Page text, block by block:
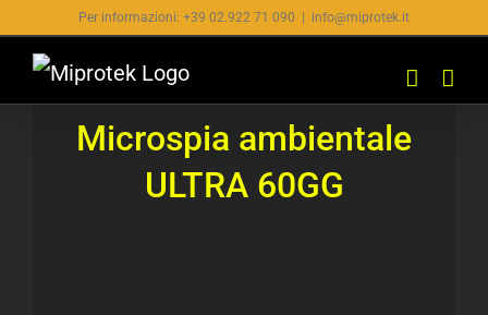
contenuto
Per informazioni: +39 02.922 71 090 info@miprotek.it
Microspia ambientale
ULTRA 60GG